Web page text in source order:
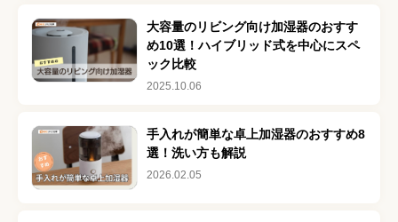
大容量のリビング向け加湿器のおすす
め10選！ハイブリッド式を中心にスペ
ック比較
2025.10.06
手入れが簡単な卓上加湿器のおすすめ8
選！洗い方も解説
2026.02.05